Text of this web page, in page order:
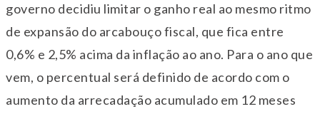
governo decidiu limitar o ganho real ao mesmo ritmo
de expansão do arcabouço fiscal, que fica entre
0,6% e 2,5% acima da inflação ao ano. Para o ano que
vem, o percentual será definido de acordo com o
aumento da arrecadação acumulado em 12 meses